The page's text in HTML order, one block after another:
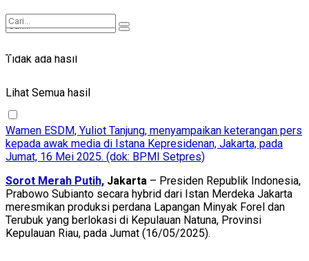
Tidak ada hasil
Lihat Semua hasil
Tidak ada hasil
Wamen ESDM, Yuliot Tanjung, menyampaikan keterangan pers
kepada awak media di Istana Kepresidenan, Jakarta, pada
Jumat, 16 Mei 2025. (dok: BPMI Setpres)
Sorot Merah Putih, Jakarta – Presiden Republik Indonesia,
Prabowo Subianto secara hybrid dari Istan Merdeka Jakarta
meresmikan produksi perdana Lapangan Minyak Forel dan
Terubuk yang berlokasi di Kepulauan Natuna, Provinsi
Kepulauan Riau, pada Jumat (16/05/2025).